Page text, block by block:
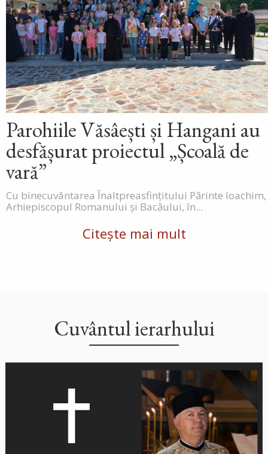
Parohiile Văsâești și Hangani au
desfășurat proiectul „Școală de
vară”
Cu binecuvântarea Înaltpreasfințitului Părinte Ioachim,
Arhiepiscopul Romanului și Bacăului, în...
Citește mai mult
Cuvântul ierarhului